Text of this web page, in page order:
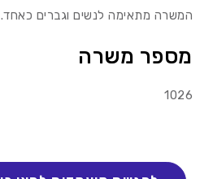
המשרה מתאימה לנשים וגברים כאחד.
מספר משרה
1026